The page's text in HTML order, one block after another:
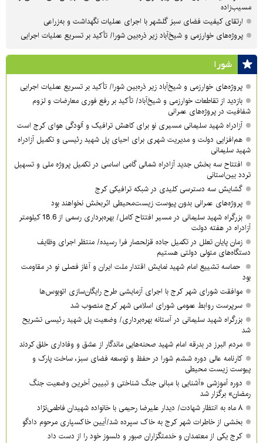
مسیب‌زاده
ارتقای کیفیت فضای سبز گلشهر با اجرای عملیات نگهداشت و به‌زراعی
پروژه‌های خوارزمی و شیخ‌آباد زیر ذره‌بین شورا/ تأکید بر تسریع عملیات اجرایی
شورا
پروژه‌های خوارزمی و شیخ‌آباد زیر ذره‌بین شورا/ تأکید بر تسریع عملیات اجرایی
بازدید از تقاطعات خوارزمی و شیخ‌آباد/ تأکید بر رفع فوری معارضات و لزوم
شفافیت در پروژه‌های عمرانی
آزادراه شهید سلیمانی مسیری نو برای کاهش ترافیک و آلودگی هوای کرج است
هم‌افزایی دولت و مدیریت شهری برای احیای پل شهید رئیسی و تکمیل آزادراه
شهید سلیمانی
افتتاح سه بخش جدید آزادراه شمالی گامی اساسی در تکمیل پروژه ملی و تسهیل
تردد بین‌استانی
گشایش سه دسترسی کلیدی در شبکه ترافیکی کرج
پروژه‌های عمرانی بدون پیوست زیست‌محیطی اثربخش نخواهند بود
بزرگراه شهید سلیمانی در مسیر افتتاح کامل/ بهره‌برداری رسمی از 18.6 کیلومتر
آزادراه در هفته دولت
زمان پایان تعلل در تکمیل جاده قزلحصار فرا رسیده/ منتظر اجرای وظایف
دستگاه‌های متولی دولتی هستیم
حماسه تشییع امام شهید نمایش اقتدار ملت ایران و آغاز فصلی نو در مقاومت
بود
موافقت شورای شهر کرج با اجرای آزمایشی طرح رایگان‌سازی اتوبوس‌ها
سرپرست روابط عمومی شورای اسلامی شهر کرج منصوب شد
بزرگراه شهید سلیمانی در آستانه بهره‌برداری/ وضعیت پل شهید رئیسی تشریح
شد
مردم البرز در بدرقه امام شهید صحنه‌هایی ماندگار از عشق و وفاداری خلق کردند
کارنامه عالی دوره ششم شورا در حفظ و توسعه فضای سبز، ساخت پارک و
پیوست زیست محیطی
دوره آموزشی «آشنایی با مبانی جنگ شناختی و تبیین آخرین وضعیت جنگ
رمضان» برگزار شد
۸ ماه به انتظار شهادت/ دیدار علیرضا رحیمی با خانواده شهیدان فاطمی‌نژاد
بخشی از خاطرات شهر کرج به خاک سپرده شد/آیین خاکسپاری مرحوم دادگو
کرج یکی از معتمدان و خدمتگزاران صبور و دلسوز خود را از دست داد